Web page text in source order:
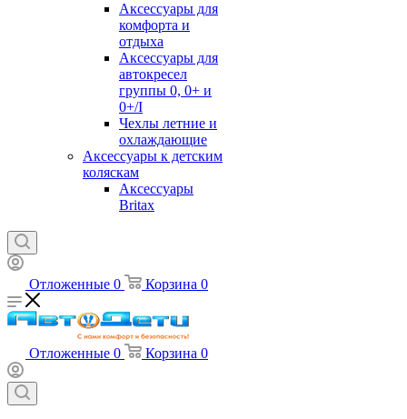
Аксессуары для
комфорта и
отдыха
Аксессуары для
автокресел
группы 0, 0+ и
0+/I
Чехлы летние и
охлаждающие
Аксессуары к детским
коляскам
Аксессуары
Britax
Отложенные 0 Корзина 0
Отложенные 0 Корзина 0